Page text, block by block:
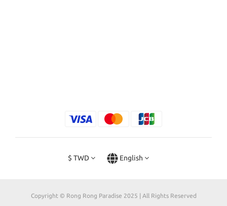
$ TWD English
Copyright © Rong Rong Paradise 2025 | All Rights Reserved